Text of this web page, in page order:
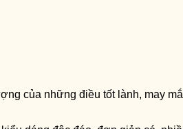
của những điều tốt lành, may